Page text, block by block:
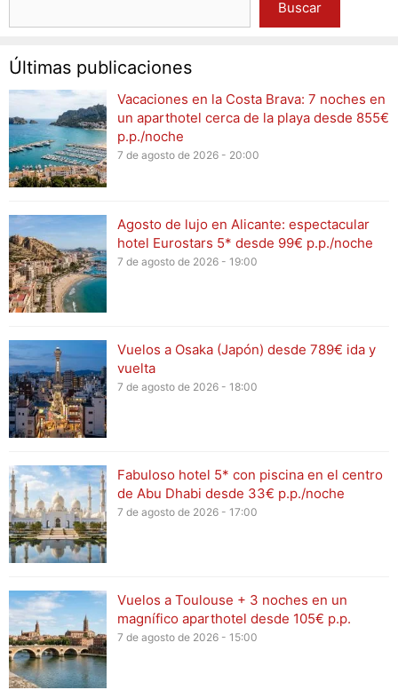
Buscar
Últimas publicaciones
Vacaciones en la Costa Brava: 7 noches en
un aparthotel cerca de la playa desde 855€
p.p./noche
7 de agosto de 2026 - 20:00
Agosto de lujo en Alicante: espectacular
hotel Eurostars 5* desde 99€ p.p./noche
7 de agosto de 2026 - 19:00
Vuelos a Osaka (Japón) desde 789€ ida y
vuelta
7 de agosto de 2026 - 18:00
Fabuloso hotel 5* con piscina en el centro
de Abu Dhabi desde 33€ p.p./noche
7 de agosto de 2026 - 17:00
Vuelos a Toulouse + 3 noches en un
magnífico aparthotel desde 105€ p.p.
7 de agosto de 2026 - 15:00